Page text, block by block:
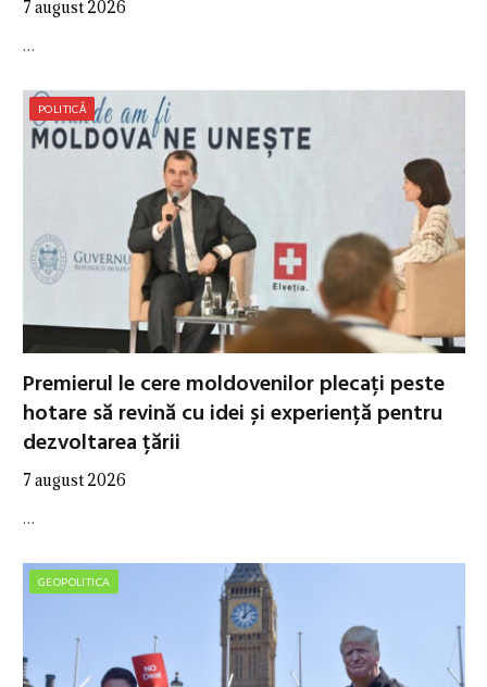
7 august 2026
…
POLITICĂ
Premierul le cere moldovenilor plecați peste
hotare să revină cu idei și experiență pentru
dezvoltarea țării
7 august 2026
…
GEOPOLITICA